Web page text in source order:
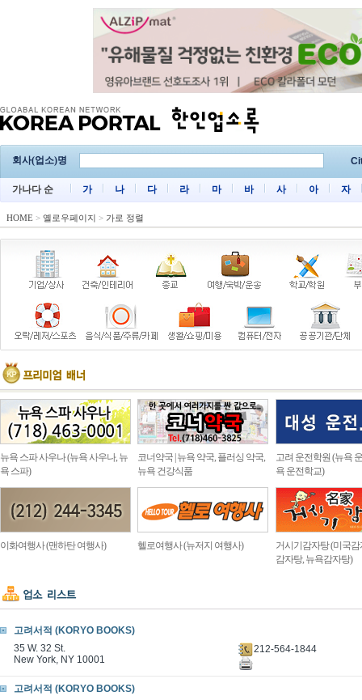
회사(업소)명
가나다 순 가 나 다 라 마 바 사 아 자
HOME > 옐로우페이지 > 가로 정렬
뉴욕 스파 사우나 (뉴욕 사우나, 뉴
욕 스파)
코너약국 | 뉴욕 약국, 플러싱 약국,
뉴욕 건강식품
고려 운전학원 (뉴욕
욕 운전학교)
이화여행사 (맨하탄 여행사) 헬로여행사 (뉴저지 여행사)
거시기감자탕 (미국감
감자탕, 뉴욕감자탕)
고려서적 (KORYO BOOKS)
35 W. 32 St.
New York, NY 10001
212-564-1844
고려서적 (KORYO BOOKS)